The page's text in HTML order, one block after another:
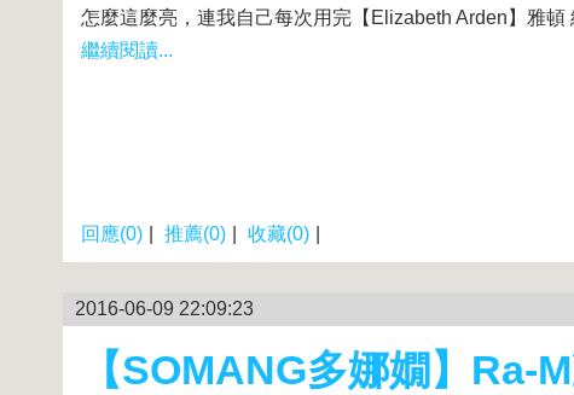
怎麼這麼亮，連我自己每次用完【Elizabeth Arden】雅頓
繼續閱讀...
回應(0) 推薦(0) 收藏(0)
2016-06-09 22:09:23
【SOMANG多娜嫺】Ra-